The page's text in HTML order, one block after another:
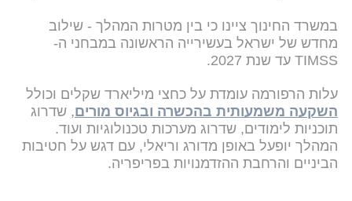
במשרד החינוך ציינו כי בין מטרות המהלך - שילוב
מחדש של ישראל בעשירייה הראשונה במבחני ה-
TIMSS עד שנת 2027.
עלות הרפורמה עומדת על כחצי מיליארד שקלים וכולל
השקעה משמעותית בהכשרה ובגיוס מורים, שדרוג
תוכניות לימודים, שדרוג מערכות טכנולוגיות ועוד.
המהלך יופעל באופן מדורג וריאלי, עם דגש על חטיבות
הביניים והרחבת ההזדמנויות בפריפריה.